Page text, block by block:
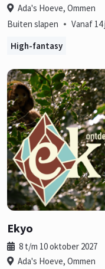
Ada's Hoeve, Ommen
Buiten slapen • Vanaf 14
High-fantasy
Ekyo
8 t/m 10 oktober 2027
Ada's Hoeve, Ommen